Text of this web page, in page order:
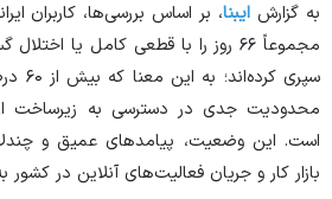
به گزارش ایبنا
مجموعاً ۶۶ روز را با قطعی کامل یا
محدودیت جدی در دسترسی به زیرساخت
است. این وضعیت، پیامد‌های عمیق و
بازار کار و جریان فعالیت‌های آنلاین در